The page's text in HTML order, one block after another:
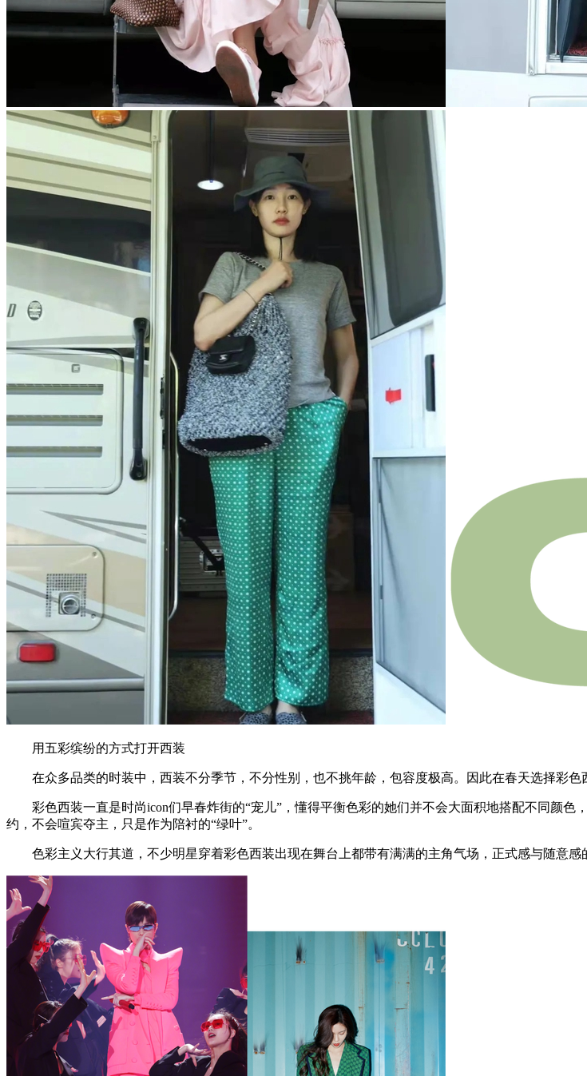
用五彩缤纷的方式打开西装
在众多品类的时装中，西装不分季节，不分性别，也不挑年龄，包容度极高。因此在春天选择彩色
彩色西装一直是时尚icon们早春炸街的“宠儿”，懂得平衡色彩的她们并不会大面积地搭配不同颜色
约，不会喧宾夺主，只是作为陪衬的“绿叶”。
色彩主义大行其道，不少明星穿着彩色西装出现在舞台上都带有满满的主角气场，正式感与随意感